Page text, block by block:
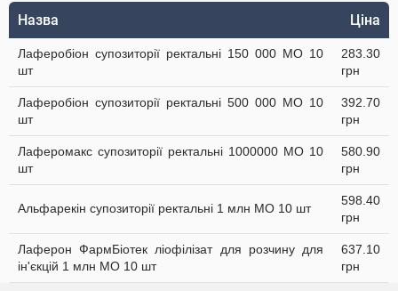
Назва Ціна
Лаферобіон супозиторії ректальні 150 000 МО 10
шт
283.30
грн
Лаферобіон супозиторії ректальні 500 000 МО 10
шт
392.70
грн
Лаферомакс супозиторії ректальні 1000000 МО 10
шт
580.90
грн
Альфарекін супозиторії ректальні 1 млн МО 10 шт
598.40
грн
Лаферон ФармБіотек ліофілізат для розчину для
ін'єкцій 1 млн МО 10 шт
637.10
грн